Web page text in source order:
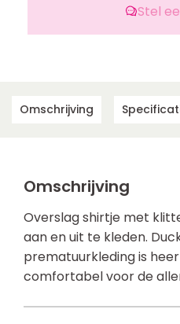
Stel
Omschrijving
Omschrijving
Overslag shirtje met
aan en uit te kleden.
prematuurkleding is
comfortabel voor de